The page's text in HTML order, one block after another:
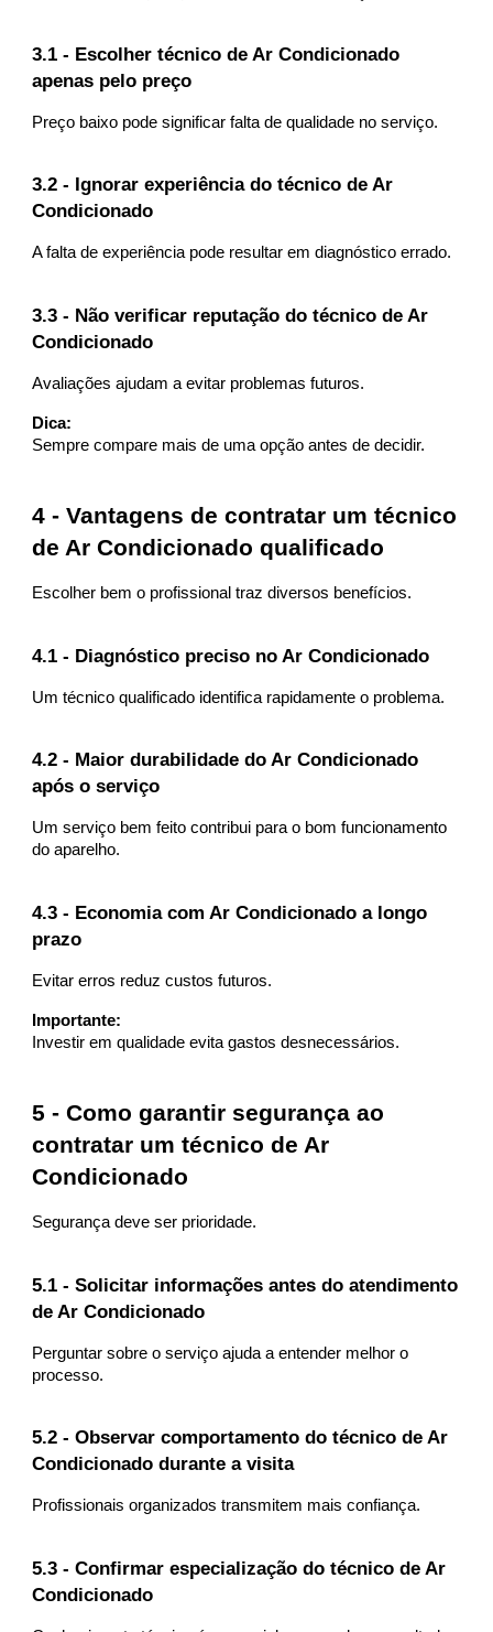
3.1 - Escolher técnico de Ar Condicionado
apenas pelo preço
Preço baixo pode significar falta de qualidade no serviço.
3.2 - Ignorar experiência do técnico de Ar
Condicionado
A falta de experiência pode resultar em diagnóstico errado.
3.3 - Não verificar reputação do técnico de Ar
Condicionado
Avaliações ajudam a evitar problemas futuros.
Dica:
Sempre compare mais de uma opção antes de decidir.
4 - Vantagens de contratar um técnico
de Ar Condicionado qualificado
Escolher bem o profissional traz diversos benefícios.
4.1 - Diagnóstico preciso no Ar Condicionado
Um técnico qualificado identifica rapidamente o problema.
4.2 - Maior durabilidade do Ar Condicionado
após o serviço
Um serviço bem feito contribui para o bom funcionamento
do aparelho.
4.3 - Economia com Ar Condicionado a longo
prazo
Evitar erros reduz custos futuros.
Importante:
Investir em qualidade evita gastos desnecessários.
5 - Como garantir segurança ao
contratar um técnico de Ar
Condicionado
Segurança deve ser prioridade.
5.1 - Solicitar informações antes do atendimento
de Ar Condicionado
Perguntar sobre o serviço ajuda a entender melhor o
processo.
5.2 - Observar comportamento do técnico de Ar
Condicionado durante a visita
Profissionais organizados transmitem mais confiança.
5.3 - Confirmar especialização do técnico de Ar
Condicionado